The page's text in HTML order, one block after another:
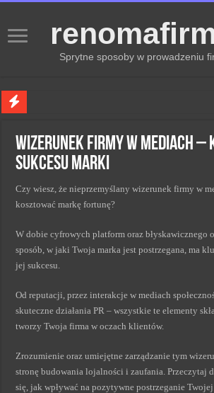
Sprytne sposoby w prowadzeniu
Kiedy zmieniać strategię PR dla lepszych wyników
Monitorowanie wizerunku w sieci kluczem do sukcesu
Kryzys a zmiana strategii PR w skutecznym
Wizerunek firmy w mediach –
sukcesu marki
Czy wiesz, że nieprzemyślany wizerunek firmy w
kosztować markę fortunę?
W dobie cyfrowych platform oraz błyskawicznego
sposób, w jaki Twoja marka jest postrzegana, ma
jej sukcesu.
Od reputacji, przez interakcje w mediach
skuteczne działania PR – wszystkie te elementy
tworzy Twoja firma w oczach klientów.
Zrozumienie oraz umiejętne zarządzanie tym
stronę budowania lojalności i zaufania. Przeczytaj
się, jak wpływać na pozytywne postrzeganie